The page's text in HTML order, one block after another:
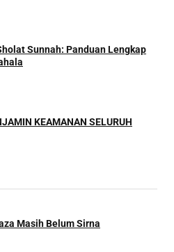
Sunnah: Panduan Lengkap
KEAMANAN SELURUH
Masih Belum Sirna